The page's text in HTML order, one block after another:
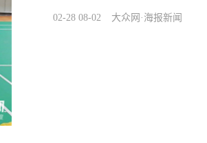
02-28 08-02 大众网·海报新闻